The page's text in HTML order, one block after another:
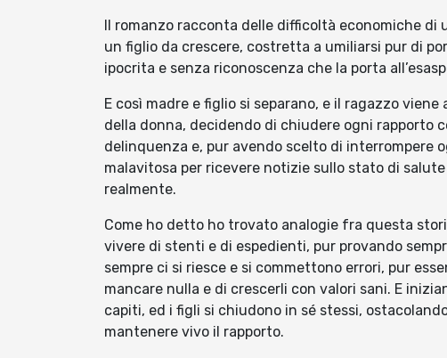
Il romanzo racconta delle difficoltà economiche
un figlio da crescere, costretta a umiliarsi pur di
ipocrita e senza riconoscenza che la porta
E così madre e figlio si separano, e il ragazzo
della donna, decidendo di chiudere ogni rapporto
delinquenza e, pur avendo scelto di interrompere
malavitosa per ricevere notizie sullo stato di
realmente.
Come ho detto ho trovato analogie fra questa
vivere di stenti e di espedienti, pur provando
sempre ci si riesce e si commettono errori, pur
mancare nulla e di crescerli con valori sani. E
capiti, ed i figli si chiudono in sé stessi,
mantenere vivo il rapporto.